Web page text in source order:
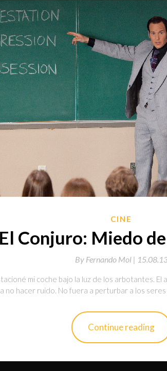
CINE
El Conjuro: Miedo
By Fernando Mol |
mi coche bajo la luz de los arbotantes.
no hacer ruido. No fuera a perturbar a los
Continue reading